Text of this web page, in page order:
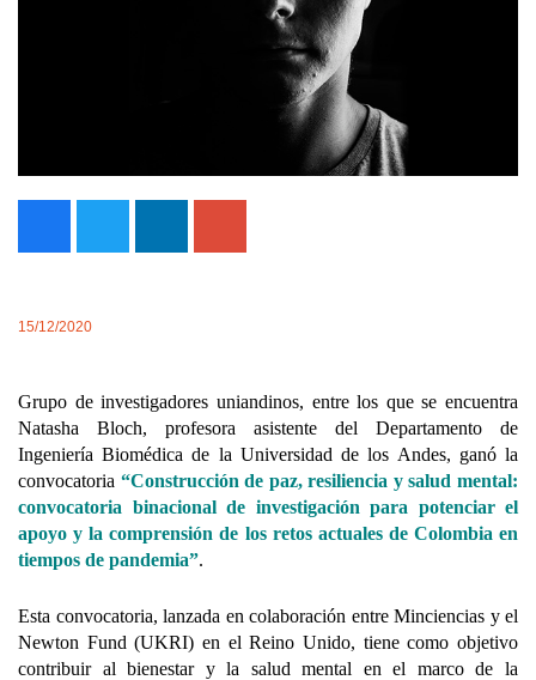
15/12/2020
Grupo de investigadores uniandinos, entre los que se encuentra
Natasha Bloch, profesora asistente del Departamento de
Ingeniería Biomédica de la Universidad de los Andes, ganó la
convocatoria “Construcción de paz, resiliencia y salud mental:
convocatoria binacional de investigación para potenciar el
apoyo y la comprensión de los retos actuales de Colombia en
tiempos de pandemia”.
Esta convocatoria, lanzada en colaboración entre Minciencias y el
Newton Fund (UKRI) en el Reino Unido, tiene como objetivo
contribuir al bienestar y la salud mental en el marco de la